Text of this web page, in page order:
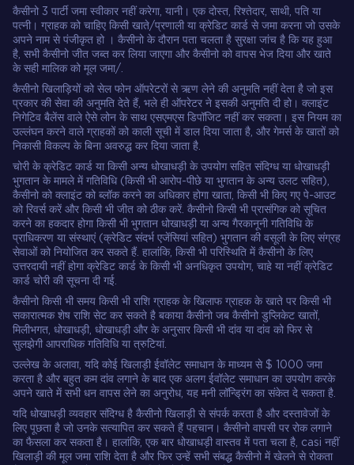
कैसीनो 3 पार्टी जमा स्वीकार नहीं करेगा, यानी। एक दोस्त, रिश्तेदार, साथी, पति या
पत्नी। ग्राहक को चाहिए किसी खाते/प्रणाली या क्रेडिट कार्ड से जमा करना जो उसके
अपने नाम से पंजीकृत हो । कैसीनो के दौरान पता चलता है सुरक्षा जांच है कि यह हुआ
है, सभी कैसीनो जीत जब्त कर लिया जाएगा और कैसीनो को वापस भेज दिया और खाते
के सही मालिक को मूल जमा/.
कैसीनो खिलाड़ियों को सेल फोन ऑपरेटरों से ऋण लेने की अनुमति नहीं देता है जो इस
प्रकार की सेवा की अनुमति देते हैं, भले ही ऑपरेटर ने इसकी अनुमति दी हो। क्लाइंट
निगेटिव बैलेंस वाले ऐसे लोन के साथ एसएमएस डिपॉजिट नहीं कर सकता। इस नियम का
उल्लंघन करने वाले ग्राहकों को काली सूची में डाल दिया जाता है, और गेमर्स के खातों को
निकासी विकल्प के बिना अवरुद्ध कर दिया जाता है.
चोरी के क्रेडिट कार्ड या किसी अन्य धोखाधड़ी के उपयोग सहित संदिग्ध या धोखाधड़ी
भुगतान के मामले में गतिविधि (किसी भी आरोप-पीछे या भुगतान के अन्य उलट सहित),
कैसीनो को क्लाइंट को ब्लॉक करने का अधिकार होगा खाता, किसी भी किए गए पे-आउट
को रिवर्स करें और किसी भी जीत को ठीक करें. कैसीनो किसी भी प्रासंगिक को सूचित
करने का हकदार होगा किसी भी भुगतान धोखाधड़ी या अन्य गैरकानूनी गतिविधि के
प्राधिकरण या संस्थाएं (क्रेडिट संदर्भ एजेंसियां सहित) भुगतान की वसूली के लिए संग्रह
सेवाओं को नियोजित कर सकते हैं. हालांकि, किसी भी परिस्थिति में कैसीनो के लिए
उत्तरदायी नहीं होगा क्रेडिट कार्ड के किसी भी अनधिकृत उपयोग, चाहे या नहीं क्रेडिट
कार्ड चोरी की सूचना दी गई.
कैसीनो किसी भी समय किसी भी राशि ग्राहक के खिलाफ ग्राहक के खाते पर किसी भी
सकारात्मक शेष राशि सेट कर सकते है बकाया कैसीनो जब कैसीनो डुप्लिकेट खातों,
मिलीभगत, धोखाधड़ी, धोखाधड़ी और के अनुसार किसी भी दांव या दांव को फिर से
सुलझेगी आपराधिक गतिविधि या त्रुटियां.
उल्लेख के अलावा, यदि कोई खिलाड़ी ईवॉलेट समाधान के माध्यम से $ 1000 जमा
करता है और बहुत कम दांव लगाने के बाद एक अलग ईवॉलेट समाधान का उपयोग करके
अपने खाते में सभी धन वापस लेने का अनुरोध, यह मनी लॉन्ड्रिंग का संकेत दे सकता है.
यदि धोखाधड़ी व्यवहार संदिग्ध है कैसीनो खिलाड़ी से संपर्क करता है और दस्तावेजों के
लिए पूछता है जो उनके सत्यापित कर सकते हैं पहचान। कैसीनो वापसी पर रोक लगाने
का फैसला कर सकता है। हालांकि, एक बार धोखाधड़ी वास्तव में पता चला है, casi नहीं
खिलाड़ी की मूल जमा राशि देता है और फिर उन्हें सभी संबद्ध कैसीनो में खेलने से रोकता